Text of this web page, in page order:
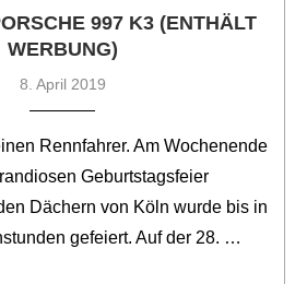
997 K3 (ENTHÄLT
WERBUNG)
8. April 2019
Rennfahrer. Am Wochenende
Geburtstagsfeier
Dächern von Köln wurde bis in
gefeiert. Auf der 28. …